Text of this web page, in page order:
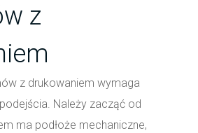
z
z drukowaniem wymaga
Należy zacząć od
ma podłoże mechaniczne,